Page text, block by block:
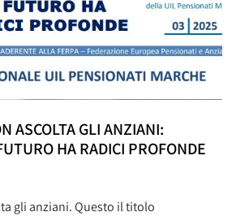
ASCOLTA GLI ANZIANI:
HA RADICI PROFONDE
gli anziani. Questo il titolo